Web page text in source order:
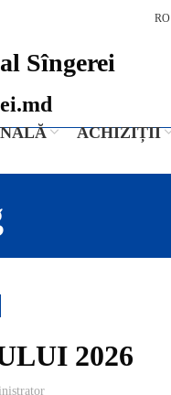
RO
Sîngerei
ACHIZIȚII
2026